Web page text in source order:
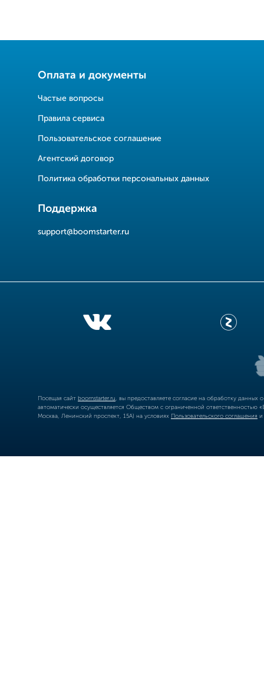
Оплата и документы
Частые вопросы
Правила сервиса
Пользовательское соглашение
Агентский договор
Политика обработки персональных данных
Поддержка
support@boomstarter.ru
Посещая сайт boomstarter.ru , вы предоставляете согласие на обработку
автоматически осуществляется Обществом с ограниченной
Москва, Ленинский проспект, 15А) на условиях Пользовательского соглашения и